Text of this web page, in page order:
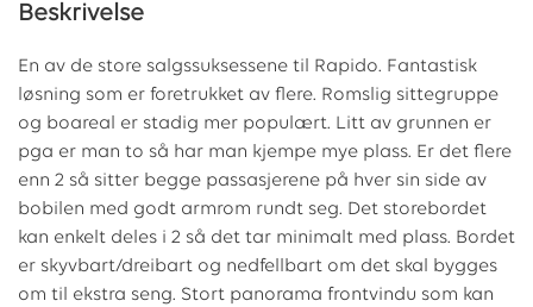
Beskrivelse
En av de store salgssuksessene til Rapido. Fantastisk
løsning som er foretrukket av flere. Romslig sittegruppe
og boareal er stadig mer populært. Litt av grunnen er
pga er man to så har man kjempe mye plass. Er det flere
enn 2 så sitter begge passasjerene på hver sin side av
bobilen med godt armrom rundt seg. Det storebordet
kan enkelt deles i 2 så det tar minimalt med plass. Bordet
er skyvbart/dreibart og nedfellbart om det skal bygges
om til ekstra seng. Stort panorama frontvindu som kan